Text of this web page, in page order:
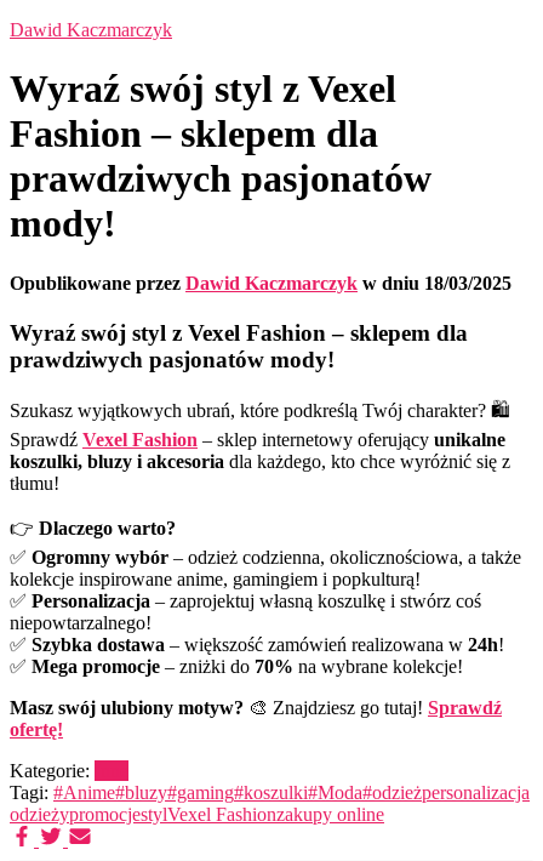
Dawid Kaczmarczyk
Wyraź swój styl z Vexel
Fashion – sklepem dla
prawdziwych pasjonatów
mody!
Opublikowane przez Dawid Kaczmarczyk w dniu 18/03/2025
Wyraź swój styl z Vexel Fashion – sklepem dla
prawdziwych pasjonatów mody!
Szukasz wyjątkowych ubrań, które podkreślą Twój charakter? 🛍️
Sprawdź Vexel Fashion – sklep internetowy oferujący unikalne
koszulki, bluzy i akcesoria dla każdego, kto chce wyróżnić się z
tłumu!
👉 Dlaczego warto?
✅ Ogromny wybór – odzież codzienna, okolicznościowa, a także
kolekcje inspirowane anime, gamingiem i popkulturą!
✅ Personalizacja – zaprojektuj własną koszulkę i stwórz coś
niepowtarzalnego!
✅ Szybka dostawa – większość zamówień realizowana w 24h!
✅ Mega promocje – zniżki do 70% na wybrane kolekcje!
Masz swój ulubiony motyw? 🎨 Znajdziesz go tutaj! Sprawdź
ofertę!
Kategorie:
Tagi: #Anime#bluzy#gaming#koszulki#Moda#odzieżpersonalizacja
odzieżypromocjestylVexel Fashionzakupy online